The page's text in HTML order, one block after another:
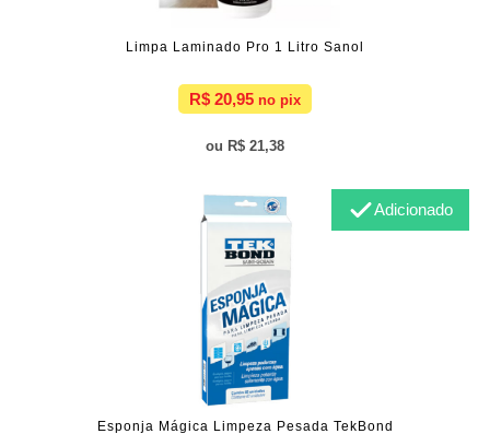
Limpa Laminado Pro 1 Litro Sanol
R$ 20,95
R$ 21,38
Esponja Mágica Limpeza Pesada TekBond
Adicionado